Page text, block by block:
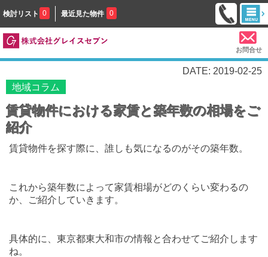
検討リスト 0 最近見た物件 0
お問合せ
DATE: 2019-02-25
地域コラム
賃貸物件における家賃と築年数の相場をご
紹介
賃貸物件を探す際に、誰しも気になるのがその築年数。
これから築年数によって家賃相場がどのくらい変わるの
か、ご紹介していきます。
具体的に、東京都東大和市の情報と合わせてご紹介します
ね。